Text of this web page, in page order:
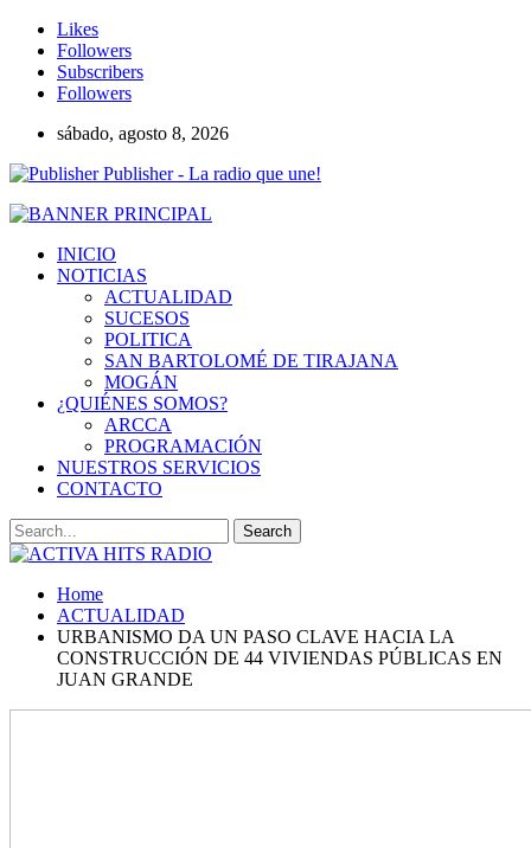
Likes
Followers
Subscribers
Followers
sábado, agosto 8, 2026
Publisher - La radio que une!
INICIO
NOTICIAS
ACTUALIDAD
SUCESOS
POLITICA
SAN BARTOLOMÉ DE TIRAJANA
MOGÁN
¿QUIÉNES SOMOS?
ARCCA
PROGRAMACIÓN
NUESTROS SERVICIOS
CONTACTO
Home
ACTUALIDAD
URBANISMO DA UN PASO CLAVE HACIA LA
CONSTRUCCIÓN DE 44 VIVIENDAS PÚBLICAS EN
JUAN GRANDE